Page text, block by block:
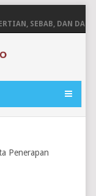
SEBAB, DAN
Penerapan